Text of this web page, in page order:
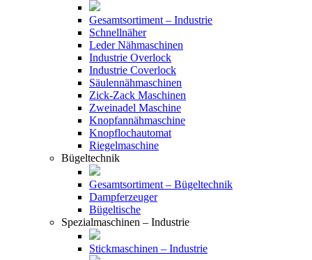
Gesamtsortiment – Industrie
Schnellnäher
Leder Nähmaschinen
Industrie Overlock
Industrie Coverlock
Säulennähmaschinen
Zick-Zack Maschinen
Zweinadel Maschine
Knopfannähmaschine
Knopflochautomat
Riegelmaschine
Bügeltechnik
Gesamtsortiment – Bügeltechnik
Dampferzeuger
Bügeltische
Spezialmaschinen – Industrie
Stickmaschinen – Industrie